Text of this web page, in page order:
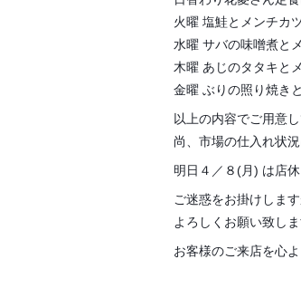
火曜 塩鮭とメンチカ
水曜 サバの味噌煮と
木曜 あじのタタキと
金曜 ぶりの照り焼き
以上の内容でご用意し
尚、市場の仕入れ状
明日４／８(月) は店
ご迷惑をお掛けしま
よろしくお願い致しま
お客様のご来店を心